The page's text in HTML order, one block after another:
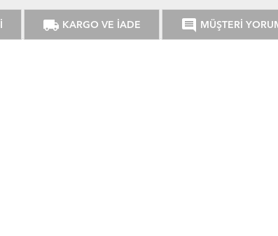
local_shipping KARGO VE İADE comment MÜŞTERİ